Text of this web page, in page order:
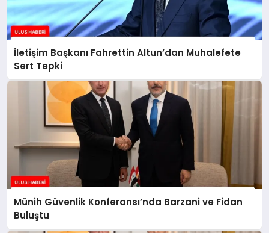
İletişim Başkanı Fahrettin Altun’dan Muhalefete
Sert Tepki
Münih Güvenlik Konferansı’nda Barzani ve Fidan
Buluştu